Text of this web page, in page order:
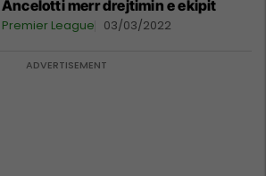
Ancelotti merr drejtimin e ekipit
Premier League 03/03/2022